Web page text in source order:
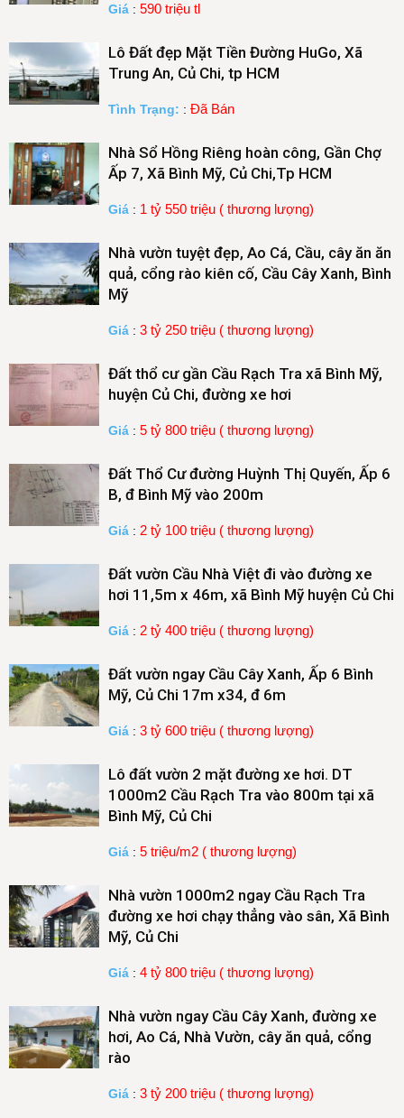
Giá : 590 triệu tl
Lô Đất đẹp Mặt Tiền Đường HuGo, Xã
Trung An, Củ Chi, tp HCM
Tình Trạng: : Đã Bán
Nhà Sổ Hồng Riêng hoàn công, Gần Chợ
Ấp 7, Xã Bình Mỹ, Củ Chi,Tp HCM
Giá : 1 tỷ 550 triệu ( thương lượng)
Nhà vườn tuyệt đẹp, Ao Cá, Cầu, cây ăn ăn
quả, cổng rào kiên cố, Cầu Cây Xanh, Bình
Mỹ
Giá : 3 tỷ 250 triệu ( thương lượng)
Đất thổ cư gần Cầu Rạch Tra xã Bình Mỹ,
huyện Củ Chi, đường xe hơi
Giá : 5 tỷ 800 triệu ( thương lượng)
Đất Thổ Cư đường Huỳnh Thị Quyến, Ấp 6
B, đ Bình Mỹ vào 200m
Giá : 2 tỷ 100 triệu ( thương lượng)
Đất vườn Cầu Nhà Việt đi vào đường xe
hơi 11,5m x 46m, xã Bình Mỹ huyện Củ Chi
Giá : 2 tỷ 400 triệu ( thương lượng)
Đất vườn ngay Cầu Cây Xanh, Ấp 6 Bình
Mỹ, Củ Chi 17m x34, đ 6m
Giá : 3 tỷ 600 triệu ( thương lượng)
Lô đất vườn 2 mặt đường xe hơi. DT
1000m2 Cầu Rạch Tra vào 800m tại xã
Bình Mỹ, Củ Chi
Giá : 5 triệu/m2 ( thương lượng)
Nhà vườn 1000m2 ngay Cầu Rạch Tra
đường xe hơi chạy thẳng vào sân, Xã Bình
Mỹ, Củ Chi
Giá : 4 tỷ 800 triệu ( thương lượng)
Nhà vườn ngay Cầu Cây Xanh, đường xe
hơi, Ao Cá, Nhà Vườn, cây ăn quả, cổng
rào
Giá : 3 tỷ 200 triệu ( thương lượng)